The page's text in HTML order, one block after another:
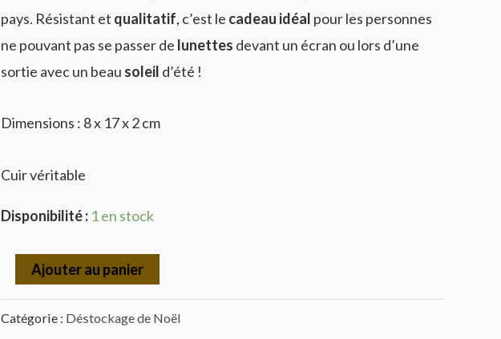
€25.00.€18.00.
pays. Résistant et qualitatif, c’est le cadeau idéal pour les personnes
ne pouvant pas se passer de lunettes devant un écran ou lors d’une
sortie avec un beau soleil d’été !
Dimensions : 8 x 17 x 2 cm
Cuir véritable
Disponibilité : 1 en stock
Ajouter au panier
Catégorie : Déstockage de Noël